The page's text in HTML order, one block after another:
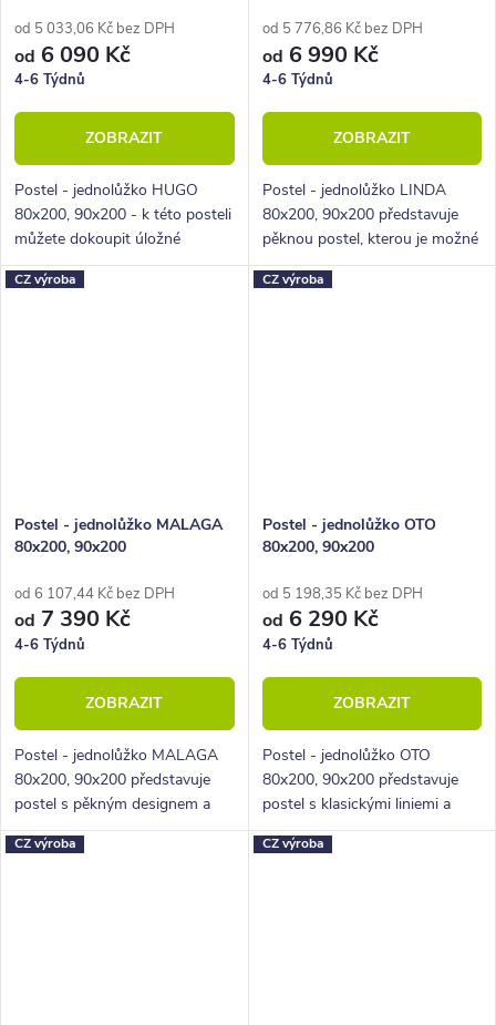
od 5 033,06 Kč bez DPH
od 6 090 Kč
4-6 Týdnů
ZOBRAZIT
Postel - jednolůžko HUGO
80x200, 90x200 - k této posteli
můžete dokoupit úložné
prostory a vytvořit tak postel s
úložnými prostory.
od 5 776,86 Kč bez DPH
od 6 990 Kč
4-6 Týdnů
ZOBRAZIT
Postel - jednolůžko LINDA
80x200, 90x200 představuje
pěknou postel, kterou je možné
umístit do ložnic i pokojů.
CZ výroba
Postel - jednolůžko MALAGA
80x200, 90x200
od 6 107,44 Kč bez DPH
od 7 390 Kč
4-6 Týdnů
ZOBRAZIT
Postel - jednolůžko MALAGA
80x200, 90x200 představuje
postel s pěkným designem a
propracovaným čelem.
CZ výroba
Postel - jednolůžko OTO
80x200, 90x200
od 5 198,35 Kč bez DPH
od 6 290 Kč
4-6 Týdnů
ZOBRAZIT
Postel - jednolůžko OTO
80x200, 90x200 představuje
postel s klasickými liniemi a
můžete k ní dokoupit další
ložnicový nábytek.
CZ výroba CZ výroba